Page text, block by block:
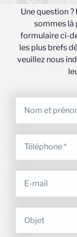
Une question ?
sommes là
formulaire ci-
les plus brefs
veuillez nous